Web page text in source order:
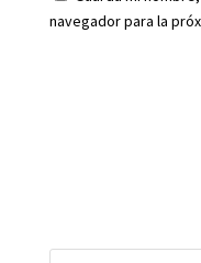
navegador para la